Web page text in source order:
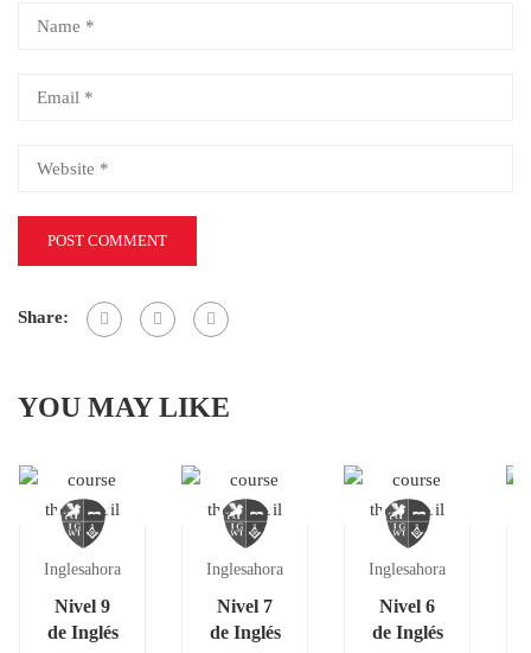
Share:
YOU MAY LIKE
Inglesahora
Nivel 9
de Inglés
Inglesahora
Nivel 7
de Inglés
Inglesahora
Nivel 6
de Inglés